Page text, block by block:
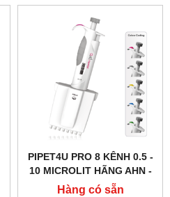
PIPET4U PRO 8 KÊNH 0.5 -
10 MICROLIT HÃNG AHN -
ĐỨC
Hàng có sẵn